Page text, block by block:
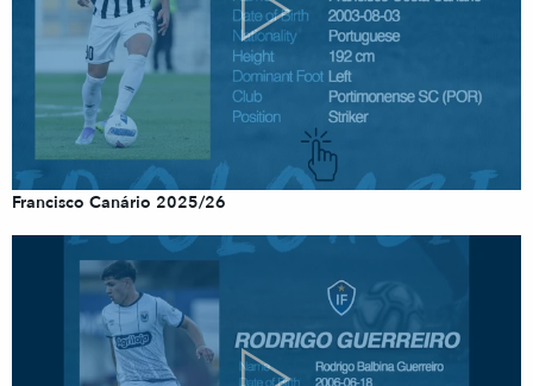
Francisco Canário 2025/26